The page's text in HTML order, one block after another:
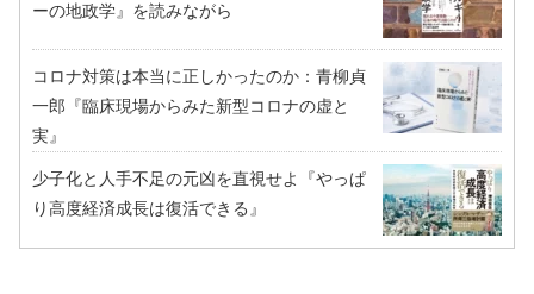
ーの地政学』を読みながら
コロナ対策は本当に正しかったのか：青柳貞
一郎『臨床現場からみた新型コロナの虚と
実』
少子化と人手不足の元凶を直視せよ『やっぱ
り高度経済成長は復活できる』